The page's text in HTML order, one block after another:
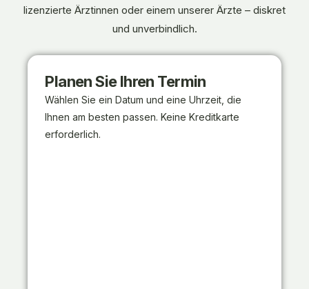
lizenzierte Ärztinnen oder einem unserer Ärzte – diskret
und unverbindlich.
Planen Sie Ihren Termin
Wählen Sie ein Datum und eine Uhrzeit, die
Ihnen am besten passen. Keine Kreditkarte
erforderlich.